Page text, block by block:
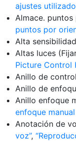
ajustes
Almace.
puntos por
Alta
Altas luces
Picture Control
Anillo de
Anillo de
Anillo enfoque
enfoque
Anotación de
voz ,